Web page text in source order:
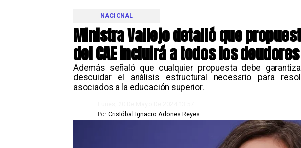
Ministra Vallejo detalló que
del CAE incluirá a todos los deudores
Además señaló que cualquier propuesta debe
descuidar el análisis estructural necesario para
asociados a la educación superior.
NACIONAL
Cristóbal Ignacio Adones Reyes
Por